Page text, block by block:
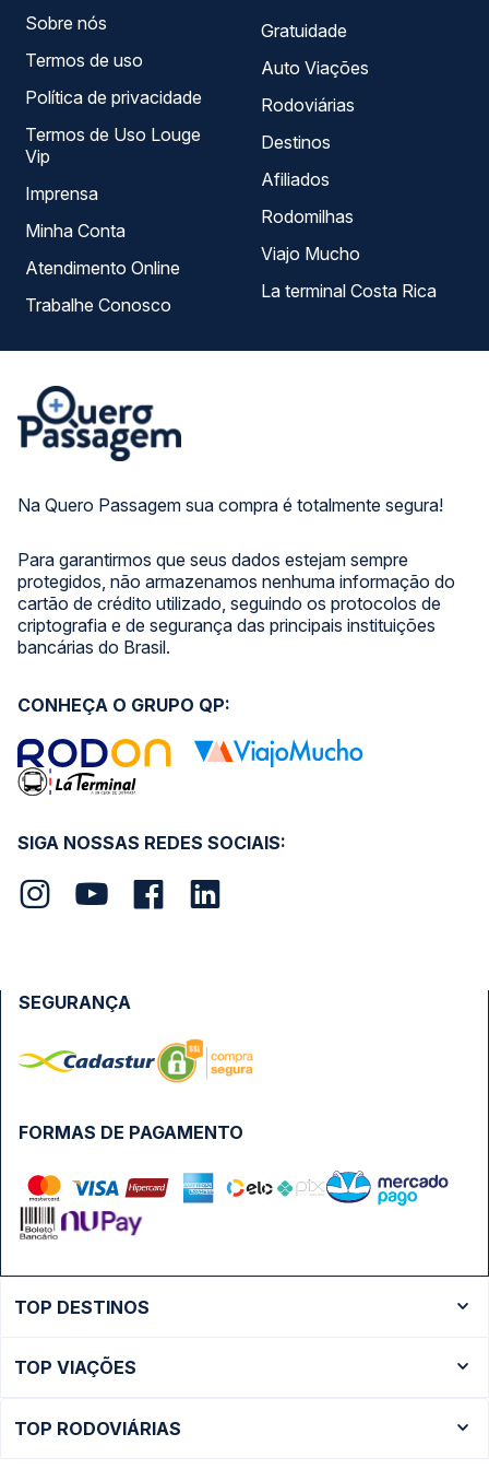
Na Quero Passagem sua compra é totalmente segura!
Para garantirmos que seus dados estejam sempre
protegidos, não armazenamos nenhuma informação do
cartão de crédito utilizado, seguindo os protocolos de
criptografia e de segurança das principais instituições
bancárias do Brasil.
Sobre nós
Termos de uso
Política de privacidade
Termos de Uso Louge
Vip
Imprensa
Minha Conta
Atendimento Online
Trabalhe Conosco
Gratuidade
Auto Viações
Rodoviárias
Destinos
Afiliados
Rodomilhas
Viajo Mucho
La terminal Costa Rica
SIGA NOSSAS REDES SOCIAIS:
CONHEÇA O GRUPO QP:
FORMAS DE PAGAMENTO
SEGURANÇA
TOP DESTINOS
Ônibus São Paulo
TOP VIAÇÕES
TOP RODOVIÁRIAS